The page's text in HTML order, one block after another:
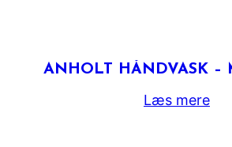
ANHOLT HÅNDVASK –
Læs mere